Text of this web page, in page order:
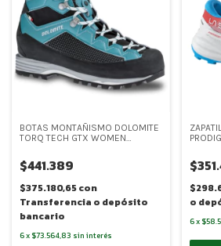
BOTAS MONTAÑISMO DOLOMITE
TORQ TECH GTX WOMEN
$441.389
$375.180,65con
Transferencia o depósito
bancario
6x $73.564,83 sin interés
o
6x